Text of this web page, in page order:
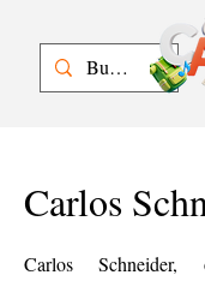
Carlos
Carlos